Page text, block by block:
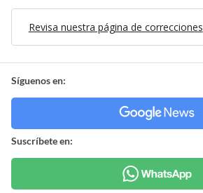
Revisa nuestra página de correcciones
Síguenos en:
Suscríbete en: